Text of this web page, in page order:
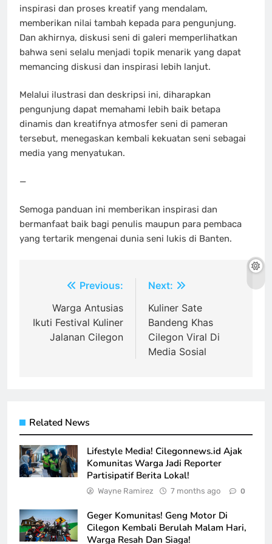
inspirasi dan proses kreatif yang mendalam,
memberikan nilai tambah kepada para pengunjung.
Dan akhirnya, diskusi seni di galeri memperlihatkan
bahwa seni selalu menjadi topik menarik yang dapat
memancing diskusi dan inspirasi lebih lanjut.
Melalui ilustrasi dan deskripsi ini, diharapkan
pengunjung dapat memahami lebih baik betapa
dinamis dan kreatifnya atmosfer seni di pameran
tersebut, menegaskan kembali kekuatan seni sebagai
media yang menyatukan.
—
Semoga panduan ini memberikan inspirasi dan
bermanfaat baik bagi penulis maupun para pembaca
yang tertarik mengenai dunia seni lukis di Banten.
navigation
Previous:
Warga Antusias
Ikuti Festival Kuliner
Jalanan Cilegon
Next:
Kuliner Sate
Bandeng Khas
Cilegon Viral Di
Media Sosial
Related News
Lifestyle Media! Cilegonnews.id Ajak
Komunitas Warga Jadi Reporter
Partisipatif Berita Lokal!
Wayne Ramirez 7 months ago 0
Geger Komunitas! Geng Motor Di
Cilegon Kembali Berulah Malam Hari,
Warga Resah Dan Siaga!